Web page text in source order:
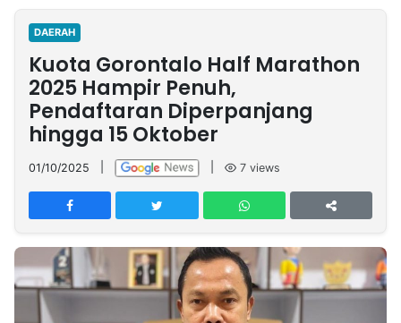
Nasional
International
Olahraga
Entertainment
Daerah
Pariwisata
Kuliner
Kolom
Network
PT
TREETAN
MULTIMEDIA
INDONESIA
Partner
DAERAH
Kuota Gorontalo Half Marathon
2025 Hampir Penuh,
Pendaftaran Diperpanjang
hingga 15 Oktober
01/10/2025 7 views